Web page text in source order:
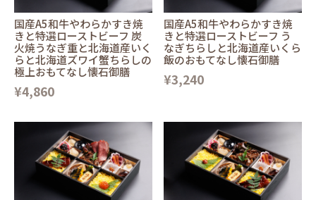
国産A5和牛やわらかすき焼
きと特選ローストビーフ 炭
火焼うなぎ重と北海道産いく
らと北海道ズワイ蟹ちらしの
極上おもてなし懐石御膳
¥4,860
国産A5和牛やわらかすき焼
きと特選ローストビーフ う
なぎちらしと北海道産いくら
飯のおもてなし懐石御膳
¥3,240